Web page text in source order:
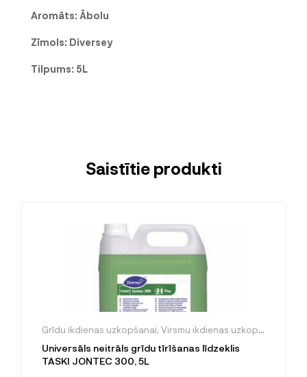
Aromāts: Ābolu
Zīmols: Diversey
Tilpums: 5L
Saistītie produkti
Grīdu ikdienas uzkopšanai Virsmu ikdienas uzkopšanai
Universāls neitrāls grīdu tīrīšanas līdzeklis
TASKI JONTEC 300, 5L